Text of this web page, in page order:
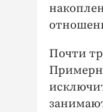
Почти